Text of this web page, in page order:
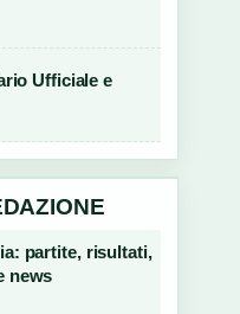
Ufficiale e
partite, risultati,
news